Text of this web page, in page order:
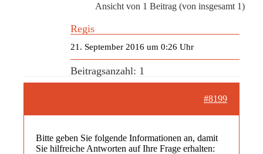
Ansicht von 1 Beitrag (von insgesamt 1)
Regis
21. September 2016 um 0:26 Uhr
Beitragsanzahl: 1
#8199
Bitte geben Sie folgende Informationen an, damit
Sie hilfreiche Antworten auf Ihre Frage erhalten: